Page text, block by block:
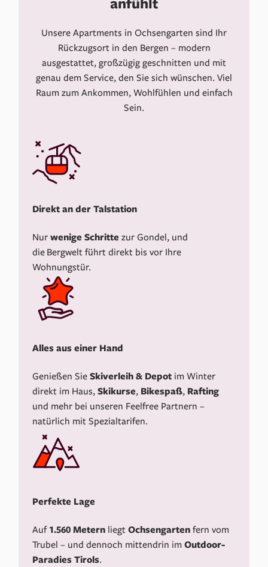
Unsere Apartments in Ochsengarten sind Ihr
Rückzugsort in den Bergen – modern
ausgestattet, großzügig geschnitten und mit
genau dem Service, den Sie sich wünschen. Viel
Raum zum Ankommen, Wohlfühlen und einfach
Sein.
Direkt an der Talstation
Nurwenige Schritte zur Gondel, und
die Bergwelt führt direkt bis vor Ihre
Wohnungstür.
Alles aus einer Hand
Genießen SieSkiverleih & Depot im Winter
direkt im Haus,Skikurse, Bikespaß, Rafting
und mehr bei unseren Feelfree Partnern –
natürlich mit Spezialtarifen.
Perfekte Lage
Auf1.560 Metern liegtOchsengartenfern vom
Trubel – und dennoch mittendrin imOutdoor-
Paradies Tirols.